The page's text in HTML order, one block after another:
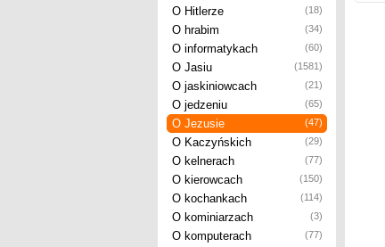
O Hitlerze (18)
O hrabim (34)
O informatykach (60)
O Jasiu (1581)
O jaskiniowcach (21)
O jedzeniu (65)
O Jezusie (47)
O Kaczyńskich (29)
O kelnerach (77)
O kierowcach (150)
O kochankach (114)
O kominiarzach (3)
O komputerach (77)